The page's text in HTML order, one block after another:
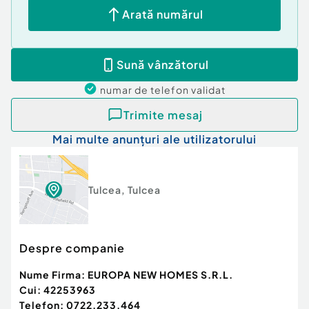
Instalatii: Instalatie sanitara noua deja montata
Facilitati si Logistica
Depozitare: Dispune de debara / camara utila in
interiorul locuintei
Parcare: Posibilitate parcare facila in zona
blocului
Acces: Intrare directa din scara blocului
Pret de vanzare (anterior)==54.000euro
Seriozitate: Proprietate verificata juridic, istoric
Arată numărul
Sună vânzătorul
numar de telefon validat
Trimite mesaj
Mai multe anunțuri ale utilizatorului
Tulcea, Tulcea
Despre companie
Nume Firma: EUROPA NEW HOMES S.R.L.
Cui: 42253963
Telefon: 0722.233.464